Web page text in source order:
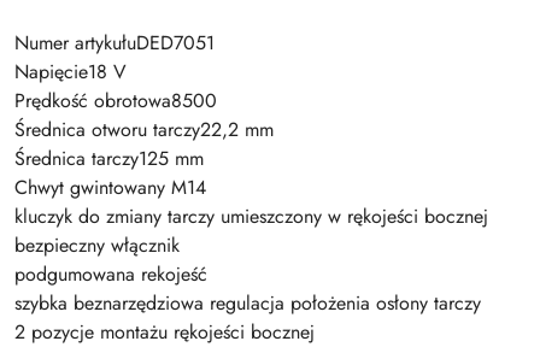
Numer artykułuDED7051
Napięcie18 V
Prędkość obrotowa8500
Średnica otworu tarczy22,2 mm
Średnica tarczy125 mm
Chwyt gwintowany M14
kluczyk do zmiany tarczy umieszczony w rękojeści bocznej
bezpieczny włącznik
podgumowana rekojeść
szybka beznarzędziowa regulacja położenia osłony tarczy
2 pozycje montażu rękojeści bocznej